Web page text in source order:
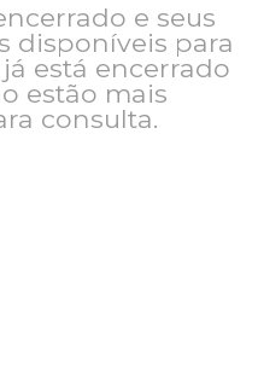
e seus
disponíveis para
está encerrado
estão mais
consulta.